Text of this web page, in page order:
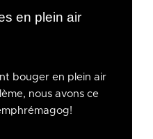
en plein air
bouger en plein air
nous avons ce